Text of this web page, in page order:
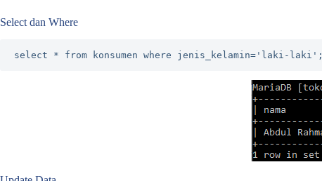
Select dan Where
select * from konsumen where jenis_kelamin='laki-laki';